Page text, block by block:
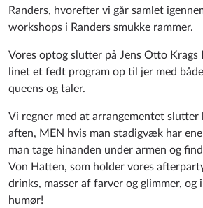
Randers, hvorefter vi går samlet
workshops i Randers smukke rammer.
Vores optog slutter på Jens Otto Krags
linet et fedt program op til jer med
queens og taler.
Vi regner med at arrangementet slutter
aften, MEN hvis man stadigvæk har
man tage hinanden under armen og
Von Hatten, som holder vores
drinks, masser af farver og glimmer, og
humør!